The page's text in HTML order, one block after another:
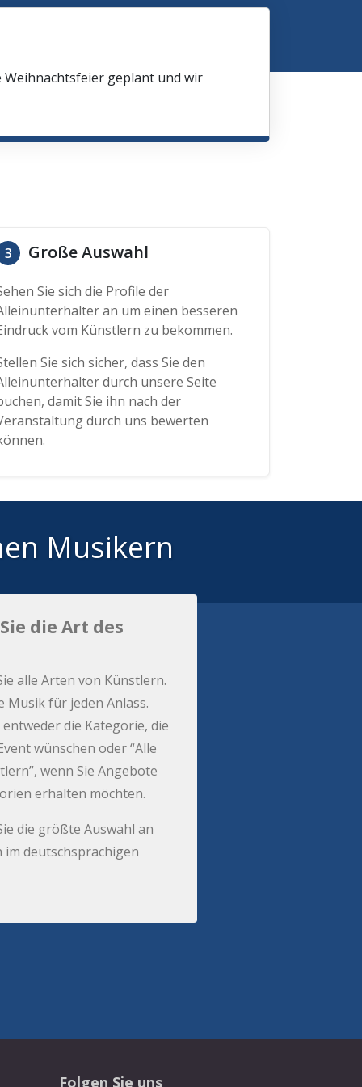
geplant und wir
3 Große Auswahl
Sie sich die Profile der
an um einen besseren
vom Künstlern zu bekommen.
Sie sich sicher, dass Sie den
durch unsere Seite
damit Sie ihn nach der
durch uns bewerten
Musikern
die Art des
alle Arten von Künstlern.
Musik für jeden Anlass.
die Kategorie, die
wünschen oder “Alle
wenn Sie Angebote
erhalten möchten.
die größte Auswahl an
deutschsprachigen
Folgen Sie uns